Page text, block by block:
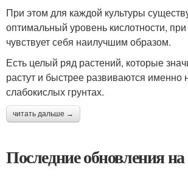
При этом для каждой культуры
оптимальный уровень кислотности,
чувствует себя наилучшим образом.
Есть целый ряд растений, которые
растут и быстрее развиваются именно
слабокислых грунтах.
читать дальше →
Последние обновления на